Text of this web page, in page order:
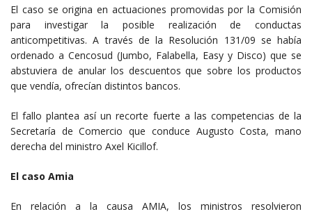
El caso se origina en actuaciones promovidas por la Comisión
para investigar la posible realización de conductas
anticompetitivas. A través de la Resolución 131/09 se había
ordenado a Cencosud (Jumbo, Falabella, Easy y Disco) que se
abstuviera de anular los descuentos que sobre los productos
que vendía, ofrecían distintos bancos.
El fallo plantea así un recorte fuerte a las competencias de la
Secretaría de Comercio que conduce Augusto Costa, mano
derecha del ministro Axel Kicillof.
El caso Amia
En relación a la causa AMIA, los ministros resolvieron